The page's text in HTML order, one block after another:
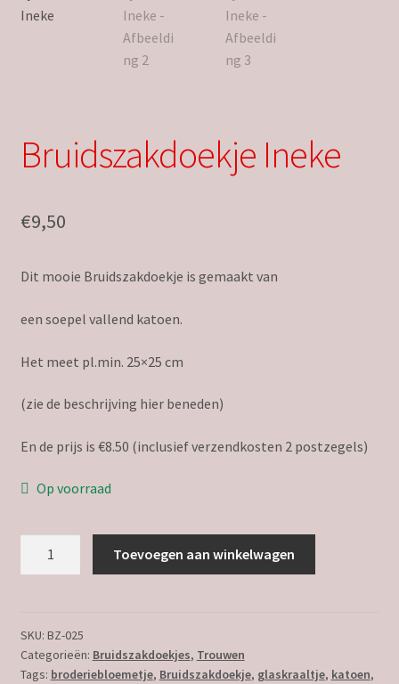
Bruidszakdoekje Ineke
€9,50
Dit mooie Bruidszakdoekje is gemaakt van
een soepel vallend katoen.
Het meet pl.min. 25×25 cm
(zie de beschrijving hier beneden)
En de prijs is €8.50 (inclusief verzendkosten 2 postzegels)
Op voorraad
Toevoegen aan winkelwagen
SKU: BZ-025
Categorieën: Bruidszakdoekjes, Trouwen
Tags: broderiebloemetje, Bruidszakdoekje, glaskraaltje, katoen,